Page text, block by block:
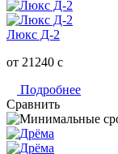
Люкс Д-2
от 21240 c
Подробнее
Сравнить